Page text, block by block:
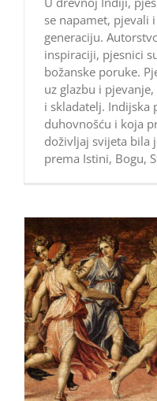
se napamet, pjevali
generaciju.
inspiraciji, pjesnici
božanske poruke.
uz glazbu i
i skladatelj. Indijska
duhovnošću i koja
doživljaj svijeta bila
prema Istini, Bogu,